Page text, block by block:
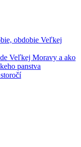
obdobie Veľkej
Veľkej Moravy a ako
panstva